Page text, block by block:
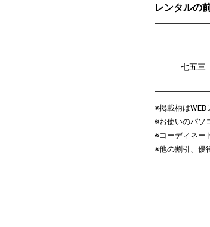
レンタルの
七五三
※掲載柄はWEB
※お使いのパソ
※コーディネー
※他の割引、優